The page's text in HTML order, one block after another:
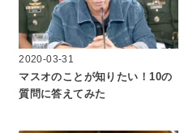
2020-03-31
マスオのことが知りたい！10の
質問に答えてみた